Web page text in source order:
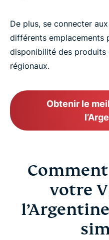
De plus, se connecter
différents emplacements
disponibilité des
régionaux.
Obtenir le
votre